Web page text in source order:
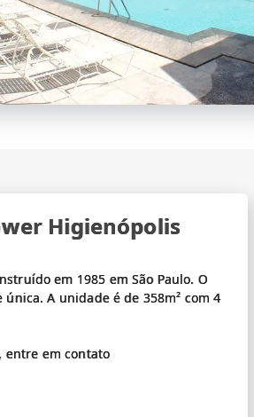
Higienópolis
em 1985 em São Paulo. O
A unidade é de 358m² com 4
entre em contato